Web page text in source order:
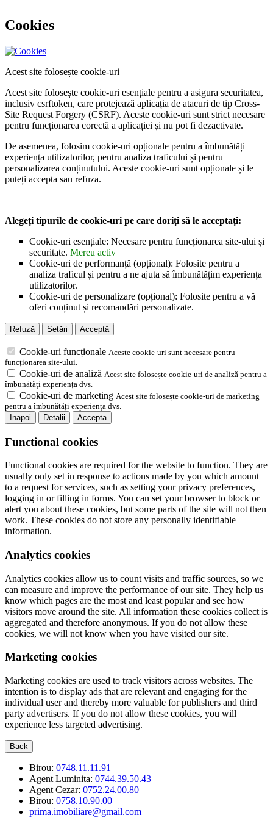
Cookies
Acest site folosește cookie-uri
Acest site folosește cookie-uri esențiale pentru a asigura securitatea,
inclusiv csrftoken, care protejează aplicația de atacuri de tip Cross-
Site Request Forgery (CSRF). Aceste cookie-uri sunt strict necesare
pentru funcționarea corectă a aplicației și nu pot fi dezactivate.
De asemenea, folosim cookie-uri opționale pentru a îmbunătăți
experiența utilizatorilor, pentru analiza traficului și pentru
personalizarea conținutului. Aceste cookie-uri sunt opționale și le
puteți accepta sau refuza.
Alegeți tipurile de cookie-uri pe care doriți să le acceptați:
Cookie-uri esențiale: Necesare pentru funcționarea site-ului și
securitate. Mereu activ
Cookie-uri de performanță (opțional): Folosite pentru a
analiza traficul și pentru a ne ajuta să îmbunătățim experiența
utilizatorilor.
Cookie-uri de personalizare (opțional): Folosite pentru a vă
oferi conținut și recomandări personalizate.
Refuză Setări Acceptă
Cookie-uri funcționale Aceste cookie-uri sunt necesare pentru
funcționarea site-ului.
Cookie-uri de analiză Acest site folosește cookie-uri de analiză pentru a
îmbunătăți experiența dvs.
Cookie-uri de marketing Acest site folosește cookie-uri de marketing
pentru a îmbunătăți experiența dvs.
Inapoi
Detalii Accepta
Functional cookies
Functional cookies are required for the website to function. They are
usually only set in response to actions made by you which amount
to a request for services, such as setting your privacy preferences,
logging in or filling in forms. You can set your browser to block or
alert you about these cookies, but some parts of the site will not then
work. These cookies do not store any personally identifiable
information.
Analytics cookies
Analytics cookies allow us to count visits and traffic sources, so we
can measure and improve the performance of our site. They help us
know which pages are the most and least popular and see how
visitors move around the site. All information these cookies collect is
aggregated and therefore anonymous. If you do not allow these
cookies, we will not know when you have visited our site.
Marketing cookies
Marketing cookies are used to track visitors across websites. The
intention is to display ads that are relevant and engaging for the
individual user and thereby more valuable for publishers and third
party advertisers. If you do not allow these cookies, you will
experience less targeted advertising.
Back
Birou: 0748.11.11.91
Agent Luminita: 0744.39.50.43
Agent Cezar: 0752.24.00.80
Birou: 0758.10.90.00
prima.imobiliare@gmail.com